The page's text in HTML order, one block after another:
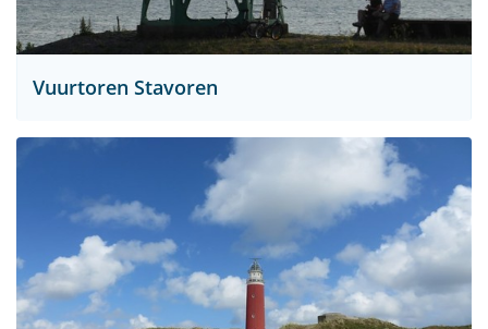
Vuurtoren Stavoren